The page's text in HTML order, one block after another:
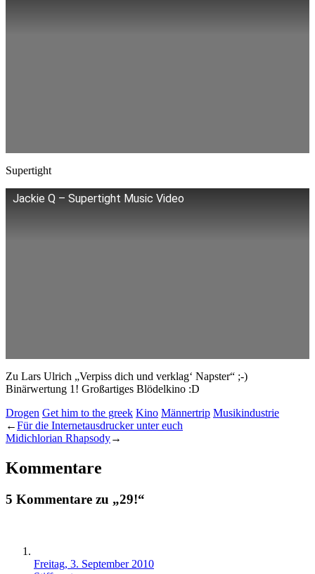
Supertight
Jackie Q – Supertight Music Video
Zu Lars Ulrich „Verpiss dich und verklag‘ Napster“ ;-)
Binärwertung 1! Großartiges Blödelkino :D
Drogen Get him to the greek Kino Männertrip Musikindustrie
←Für die Internetausdrucker unter euch
Midichlorian Rhapsody→
Kommentare
5 Kommentare zu „29!“
Freitag, 3. September 2010